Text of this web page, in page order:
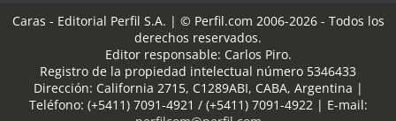
Caras - Editorial Perfil S.A. | © Perfil.com 2006-2026 - Todos los
derechos reservados.
Editor responsable: Carlos Piro.
Registro de la propiedad intelectual número 5346433
Dirección: California 2715, C1289ABI, CABA, Argentina |
Teléfono: (+5411) 7091-4921 / (+5411) 7091-4922| E-mail: